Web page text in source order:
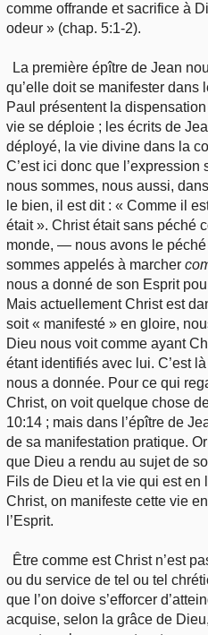
comme offrande et sacrifice à
odeur » (chap. 5:1-2).
La première épître de Jean
qu’elle doit se manifester dans
Paul présentent la
vie se déploie ; les écrits de
déployé, la vie divine dans la
C’est ici donc que
nous sommes, nous aussi,
le bien, il est dit : « Comme il
était ». Christ était sans péché
monde, — nous avons le
sommes appelés à marcher
nous a donné de son Esprit
Mais actuellement Christ est
soit « manifesté » en gloire,
Dieu nous voit comme ayant
étant identifiés avec lui. C’est
nous a donnée. Pour ce qui
Christ, on voit quelque chose
10:14 ; mais dans l’épître de
de sa manifestation pratique.
que Dieu a rendu au sujet de
Fils de Dieu et la vie qui est en
Christ, on manifeste cette vie
l’Esprit.
Être comme est Christ n’est
ou du service de tel ou tel
que l’on doive s’efforcer
acquise, selon la grâce de